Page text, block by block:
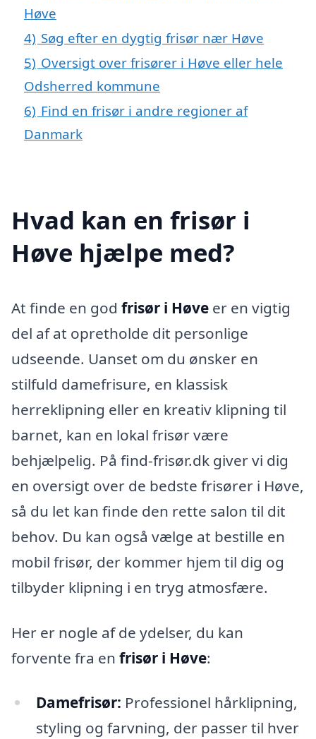
Høve
4) Søg efter en dygtig frisør nær Høve
5) Oversigt over frisører i Høve eller hele
Odsherred kommune
6) Find en frisør i andre regioner af
Danmark
Hvad kan en frisør i
Høve hjælpe med?
At finde en god frisør i Høve er en vigtig
del af at opretholde dit personlige
udseende. Uanset om du ønsker en
stilfuld damefrisure, en klassisk
herreklipning eller en kreativ klipning til
barnet, kan en lokal frisør være
behjælpelig. På find-frisør.dk giver vi dig
en oversigt over de bedste frisører i Høve,
så du let kan finde den rette salon til dit
behov. Du kan også vælge at bestille en
mobil frisør, der kommer hjem til dig og
tilbyder klipning i en tryg atmosfære.
Her er nogle af de ydelser, du kan
forvente fra en frisør i Høve:
Damefrisør: Professionel hårklipning,
styling og farvning, der passer til hver